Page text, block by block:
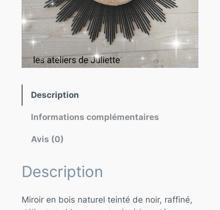
Description
Informations complémentaires
Avis (0)
Description
Miroir en bois naturel teinté de noir, raffiné,